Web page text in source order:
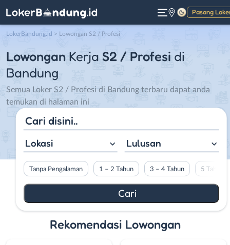
Pasang
Gelap
LokerBandung.id > Lowongan S2 / Profesi
Lowongan Kerja S2 / Profesi di
Bandung
Semua Loker S2 / Profesi di Bandung terbaru dapat anda
temukan di halaman ini
Lokasi Lulusan
Tanpa Pengalaman 1 – 2 Tahun 3 – 4 Tahun 5 Tahun
Rekomendasi Lowongan